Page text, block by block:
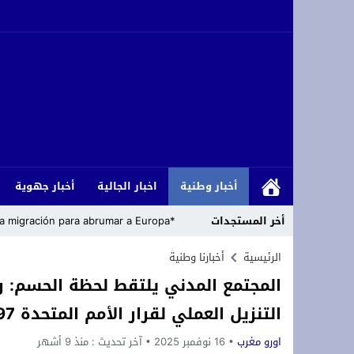
أخبار وطنية اخبار الجالية أخبار جهوية
أخر المستجدات
*Cómo los islamistas han armado la migración para abrumar a Europa*
رئاسة حزب التجديد والتقدم تعلن
زلزال داخل حلف الناتو: الولايات
تعزية ومواساة: ببالغ الحزن والأسى
أزغنغان تحتضن “الدوري المصغر لكرة
الرئيسية أخبارنا وطنية
المجتمع المدني يلتقط لحظة الحسم:
التنزيل العملي لقرار الأمم المتحدة 2797
اورو مغرب 16 نوفمبر 2025 آخر تحديث : منذ 9 أشهر